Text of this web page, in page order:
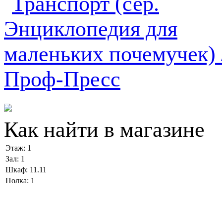
Как найти в магазине
Этаж: 1
Зал: 1
Шкаф: 11.11
Полка: 1